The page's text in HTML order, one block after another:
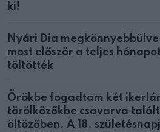
ki!
Nyári Dia
most először a teljes
töltötték
Örökbe fogadtam két
törölközőkbe csavarva
öltözőben. A 18.